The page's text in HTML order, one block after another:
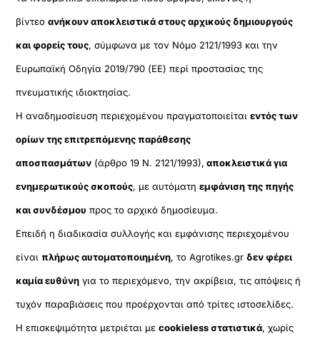
βίντεοανήκουν αποκλειστικά στους αρχικούς δημιουργούς
και φορείς τους, σύμφωνα με τον Νόμο 2121/1993 και την
Ευρωπαϊκή Οδηγία 2019/790 (ΕΕ) περί προστασίας της
πνευματικής ιδιοκτησίας.
Η αναδημοσίευση περιεχομένου πραγματοποιείταιεντός των
ορίων της επιτρεπόμενης παράθεσης
αποσπασμάτων (άρθρο 19 Ν. 2121/1993), αποκλειστικά για
ενημερωτικούς σκοπούς, με αυτόματηεμφάνιση της πηγής
και συνδέσμου προς το αρχικό δημοσίευμα.
Επειδή η διαδικασία συλλογής και εμφάνισης περιεχομένου
είναιπλήρως αυτοματοποιημένη, το Agrotikes.gr δεν φέρει
καμία ευθύνη για το περιεχόμενο, την ακρίβεια, τις απόψεις ή
τυχόν παραβιάσεις που προέρχονται από τρίτες ιστοσελίδες.
Η επισκεψιμότητα μετριέται μεcookieless στατιστικά, χωρίς